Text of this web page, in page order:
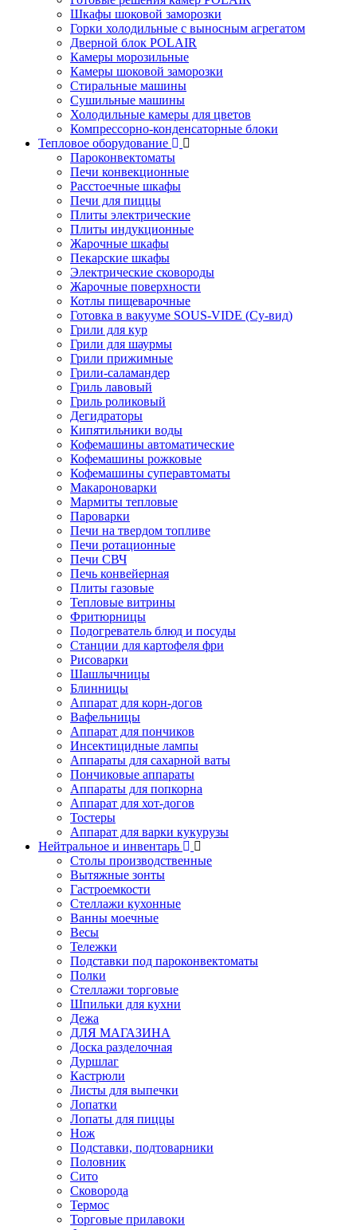
Шкафы шоковой заморозки
Горки холодильные с выносным агрегатом
Дверной блок POLAIR
Камеры морозильные
Камеры шоковой заморозки
Стиральные машины
Сушильные машины
Холодильные камеры для цветов
Компрессорно-конденсаторные блоки
Тепловое оборудование
Пароконвектоматы
Печи конвекционные
Расстоечные шкафы
Печи для пиццы
Плиты электрические
Плиты индукционные
Жарочные шкафы
Пекарские шкафы
Электрические сковороды
Жарочные поверхности
Котлы пищеварочные
Готовка в вакууме SOUS-VIDE (Су-вид)
Грили для кур
Грили для шаурмы
Грили прижимные
Грили-саламандер
Гриль лавовый
Гриль роликовый
Дегидраторы
Кипятильники воды
Кофемашины автоматические
Кофемашины рожковые
Кофемашины суперавтоматы
Макароноварки
Мармиты тепловые
Пароварки
Печи на твердом топливе
Печи ротационные
Печи СВЧ
Печь конвейерная
Плиты газовые
Тепловые витрины
Фритюрницы
Подогреватель блюд и посуды
Станции для картофеля фри
Рисоварки
Шашлычницы
Блинницы
Аппарат для корн-догов
Вафельницы
Аппарат для пончиков
Инсектицидные лампы
Аппараты для сахарной ваты
Пончиковые аппараты
Аппараты для попкорна
Аппарат для хот-догов
Тостеры
Аппарат для варки кукурузы
Нейтральное и инвентарь
Столы производственные
Вытяжные зонты
Гастроемкости
Стеллажи кухонные
Ванны моечные
Весы
Тележки
Подставки под пароконвектоматы
Полки
Стеллажи торговые
Шпильки для кухни
Дежа
ДЛЯ МАГАЗИНА
Доска разделочная
Дуршлаг
Кастрюли
Листы для выпечки
Лопатки
Лопаты для пиццы
Нож
Подставки, подтоварники
Половник
Сито
Сковорода
Термос
Торговые прилавоки